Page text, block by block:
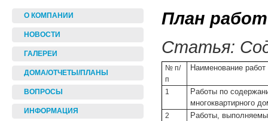
О КОМПАНИИ
НОВОСТИ
ГАЛЕРЕИ
ДОМА/ОТЧЕТЫ/ПЛАНЫ
ВОПРОСЫ
ИНФОРМАЦИЯ
План работ
Статья:
№ п/
п
Наименование работ
1
Работы по
многоквартирного
2
Работы,